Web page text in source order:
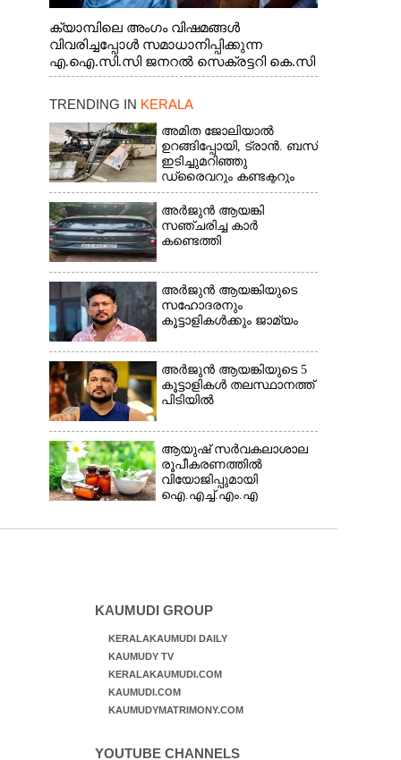
ക്യാമ്പിലെ അംഗം വിഷമങ്ങൾ
വിവരിച്ചപ്പോൾ സമാധാനിപ്പിക്കുന്ന
എ.ഐ.സി.സി ജനറൽ സെക്രട്ടറി കെ.സി
വേണുഗോപാൽ എം.പി. സഹകരണ-
എന്നിവർ
TRENDING IN KERALA
അമിത ജോലിയാൽ
ഉറങ്ങിപ്പോയി, ട്രാൻ. ബസ്
ഇടിച്ചുമറിഞ്ഞു
ഡ്രൈവറും കണ്ടക്ടറും
മരിച്ചു സംഭവം മൈസൂരു
-ബെംഗളൂരു
ദേശീയപാതയിൽ 20
പേർക്ക് പരിക്ക്, നാലു
അർജുൻ ആയങ്കി
സഞ്ചരിച്ച കാർ
കണ്ടെത്തി
അർജുൻ ആയങ്കിയുടെ
സഹോദരനും
കൂട്ടാളികൾക്കും ജാമ്യം
അർജുൻ ആയങ്കിയുടെ 5
കൂട്ടാളികൾ തലസ്ഥാനത്ത്
പിടിയിൽ
ആയുഷ് സർവകലാശാല
രൂപീകരണത്തിൽ
വിയോജിപ്പുമായി
ഐ.എച്ച്.എം.എ
KAUMUDI GROUP
KERALAKAUMUDI DAILY
KAUMUDY TV
KERALAKAUMUDI.COM
KAUMUDI.COM
KAUMUDYMATRIMONY.COM
YOUTUBE CHANNELS